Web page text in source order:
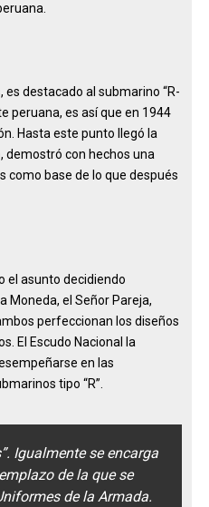
es destacado al submarino “R-
peruana, es así que en 1944
Hasta este punto llegó la
demostró con hechos una
como base de lo que después
el asunto decidiendo
Moneda, el Señor Pareja,
perfeccionan los diseños
El Escudo Nacional la
en las
tipo “R”.
Igualmente se encarga
de la que se
de la Armada.